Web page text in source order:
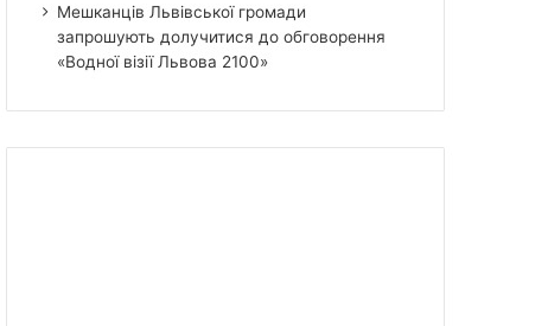
Мешканців Львівської громади
запрошують долучитися до обговорення
«Водної візії Львова 2100»